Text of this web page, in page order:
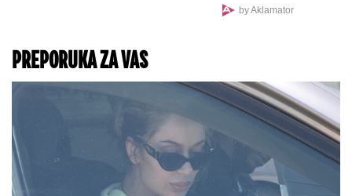
by Aklamator
PREPORUKA ZA VAS